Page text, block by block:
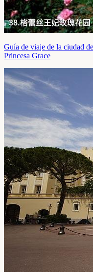
Guía de viaje de la ciudad
Princesa Grace